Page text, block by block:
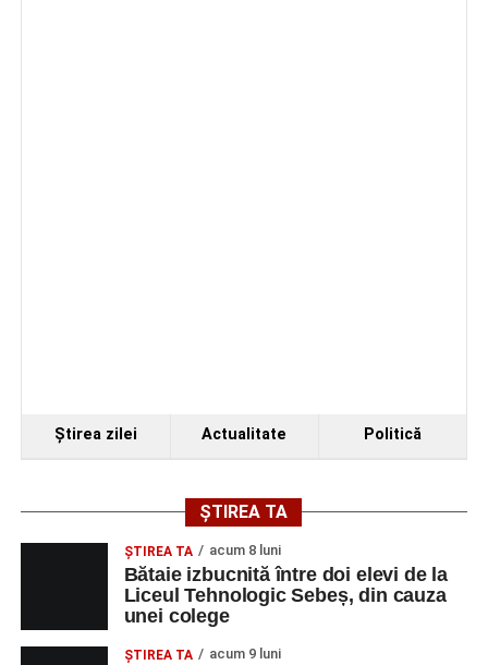
Ştirea zilei Actualitate Politică
ȘTIREA TA
ŞTIREA TA acum 8 luni
Bătaie izbucnită între doi elevi de la
Liceul Tehnologic Sebeș, din cauza
unei colege
ŞTIREA TA acum 9 luni